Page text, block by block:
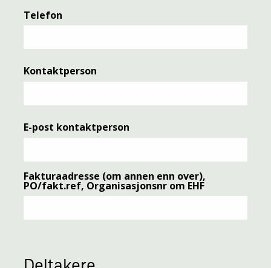
Telefon
Kontaktperson
E-post kontaktperson
Fakturaadresse (om annen enn over),
PO/fakt.ref, Organisasjonsnr om EHF